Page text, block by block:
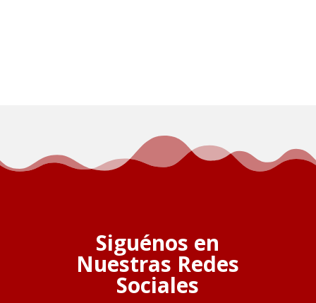
Siguénos en
Nuestras Redes
Sociales